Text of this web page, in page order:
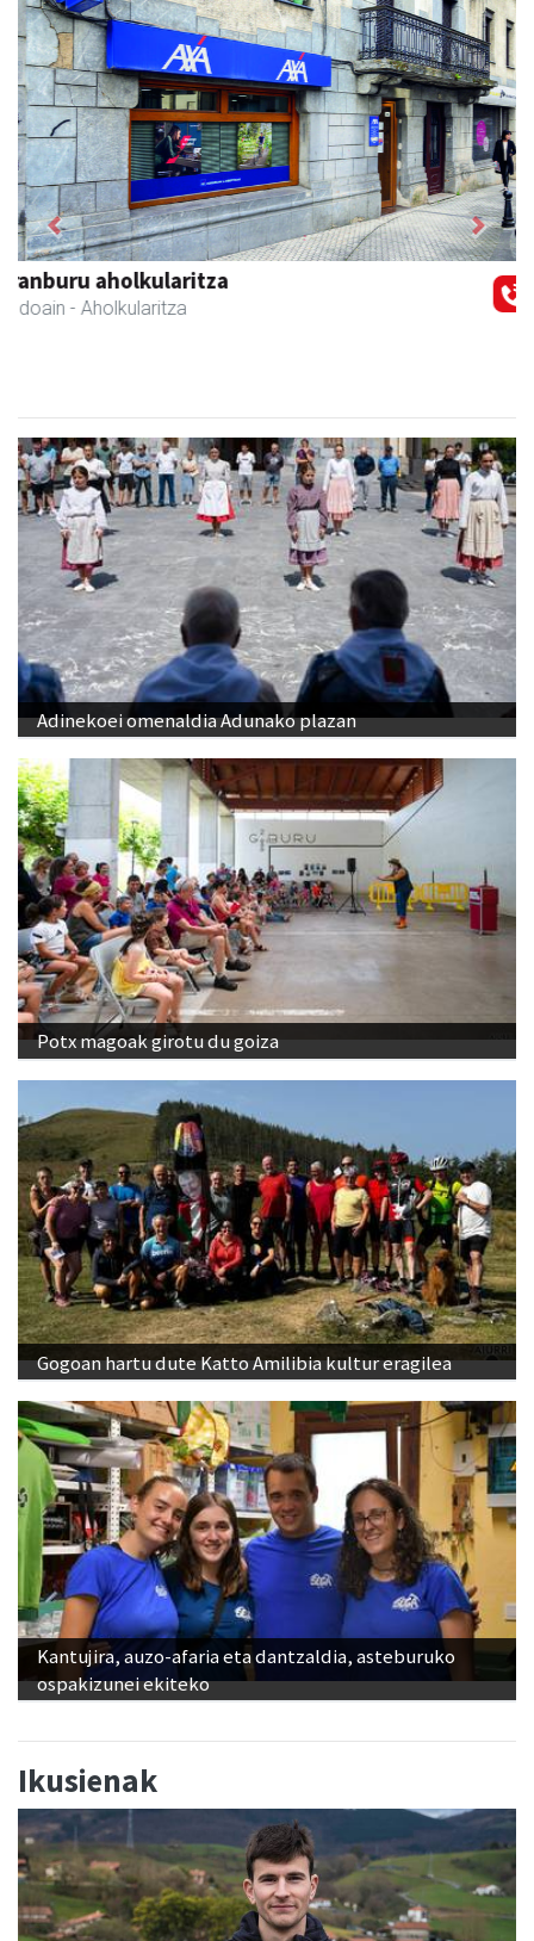
Azkain motoak
Andoain - Motor dendak
Previous Next
Adinekoei omenaldia Adunako plazan
Potx magoak girotu du goiza
Gogoan hartu dute Katto Amilibia kultur eragilea
Kantujira, auzo-afaria eta dantzaldia, asteburuko
ospakizunei ekiteko
Ikusienak